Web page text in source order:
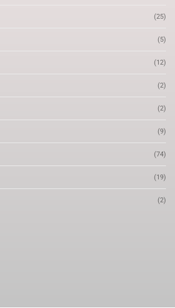
(25)
(5)
(12)
(2)
(2)
(9)
(74)
(19)
(2)